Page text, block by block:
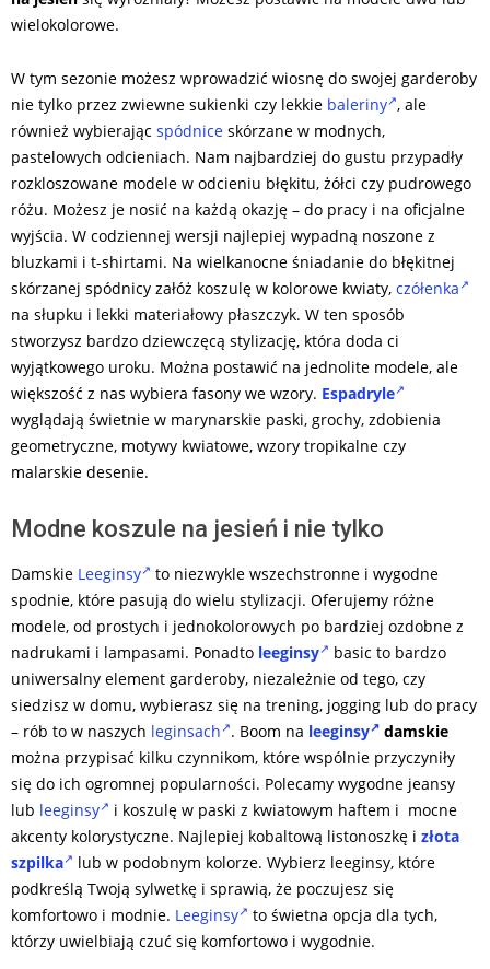
wielokolorowe.
W tym sezonie możesz wprowadzić wiosnę do swojej garderoby
nie tylko przez zwiewne sukienki czy lekkie baleriny , ale
również wybierając spódnice skórzane w modnych,
pastelowych odcieniach. Nam najbardziej do gustu przypadły
rozkloszowane modele w odcieniu błękitu, żółci czy pudrowego
różu. Możesz je nosić na każdą okazję – do pracy i na oficjalne
wyjścia. W codziennej wersji najlepiej wypadną noszone z
bluzkami i t-shirtami. Na wielkanocne śniadanie do błękitnej
skórzanej spódnicy załóż koszulę w kolorowe kwiaty, czółenka
na słupku i lekki materiałowy płaszczyk. W ten sposób
stworzysz bardzo dziewczęcą stylizację, która doda ci
wyjątkowego uroku. Można postawić na jednolite modele, ale
większość z nas wybiera fasony we wzory. Espadryle
wyglądają świetnie w marynarskie paski, grochy, zdobienia
geometryczne, motywy kwiatowe, wzory tropikalne czy
malarskie desenie.
Modne koszule na jesień i nie tylko
Damskie Leeginsy
to niezwykle wszechstronne i wygodne
spodnie, które pasują do wielu stylizacji. Oferujemy różne
modele, od prostych i jednokolorowych po bardziej ozdobne z
nadrukami i lampasami. Ponadto leeginsy
basic to bardzo
uniwersalny element garderoby, niezależnie od tego, czy
siedzisz w domu, wybierasz się na trening, jogging lub do pracy
– rób to w naszych leginsach . Boom na leeginsy
damskie
można przypisać kilku czynnikom, które wspólnie przyczyniły
się do ich ogromnej popularności. Polecamy wygodne jeansy
lub leeginsy
i koszulę w paski z kwiatowym haftem i mocne
akcenty kolorystyczne. Najlepiej kobaltową listonoszkę i złota
szpilka
lub w podobnym kolorze. Wybierz leeginsy, które
podkreślą Twoją sylwetkę i sprawią, że poczujesz się
komfortowo i modnie. Leeginsy
to świetna opcja dla tych,
którzy uwielbiają czuć się komfortowo i wygodnie.